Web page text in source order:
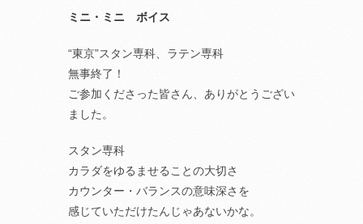
ミニ・ミニ ボイス
“東京”スタン専科、ラテン専科
無事終了！
ご参加くださった皆さん、ありがとうござい
ました。
スタン専科
カラダをゆるませることの大切さ
カウンター・バランスの意味深さを
感じていただけたんじゃあないかな。